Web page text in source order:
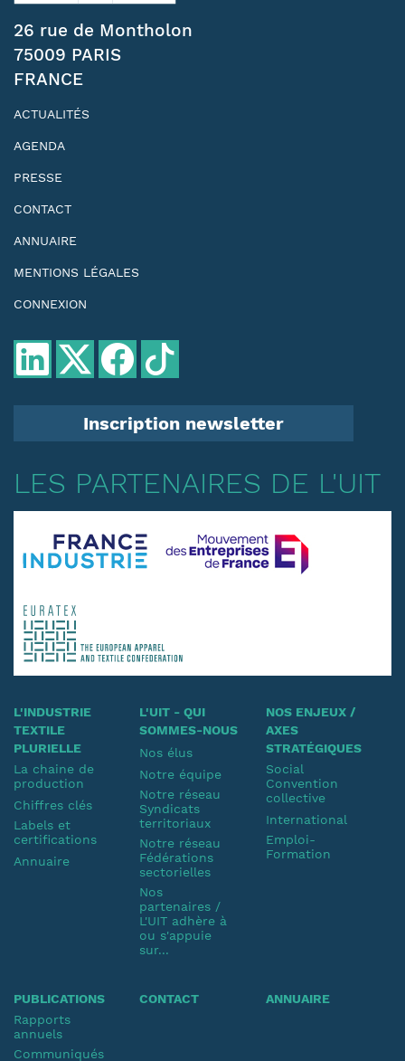
26 rue de Montholon
75009 PARIS
FRANCE
ACTUALITÉS
AGENDA
PRESSE
CONTACT
ANNUAIRE
MENTIONS LÉGALES
CONNEXION
Inscription newsletter
LES PARTENAIRES DE L'UIT
L'INDUSTRIE
TEXTILE
PLURIELLE
La chaine de
production
Chiffres clés
Labels et
certifications
Annuaire
L'UIT - QUI
SOMMES-NOUS
Nos élus
Notre équipe
Notre réseau
Syndicats
territoriaux
Notre réseau
Fédérations
sectorielles
Nos
partenaires /
L'UIT adhère à
ou s'appuie
sur...
NOS ENJEUX /
AXES
STRATÉGIQUES
Social
Convention
collective
International
Emploi-
Formation
PUBLICATIONS
Rapports
annuels
Communiqués
CONTACT ANNUAIRE